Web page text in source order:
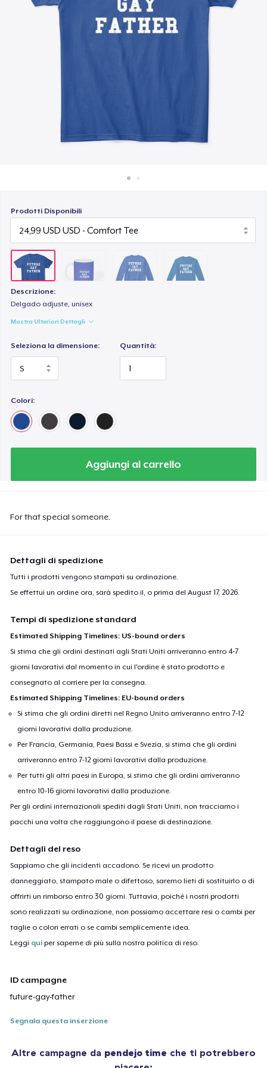
Vendi ovunque
Prodotti Disponibili
Descrizione:
Delgado adjuste, unisex
Mostra Ulteriori Dettagli
Seleziona la dimensione: Quantità:
Colori:
Aggiungi al carrello
For that special someone.
Dettagli di spedizione
Tutti i prodotti vengono stampati su ordinazione.
Se effettui un ordine ora, sarà spedito il, o prima delAugust 17, 2026.
Tempi di spedizione standard
Estimated Shipping Timelines: US-bound orders
Si stima che gli ordini destinati agli Stati Uniti arriveranno entro 4-7
giorni lavorativi dal momento in cui l'ordine è stato prodotto e
consegnato al corriere per la consegna.
Estimated Shipping Timelines: EU-bound orders
Si stima che gli ordini diretti nel Regno Unito arriveranno entro 7-12
giorni lavorativi dalla produzione.
Per Francia, Germania, Paesi Bassi e Svezia, si stima che gli ordini
arriveranno entro 7-12 giorni lavorativi dalla produzione.
Per tutti gli altri paesi in Europa, si stima che gli ordini arriveranno
entro 10-16 giorni lavorativi dalla produzione.
Per gli ordini internazionali spediti dagli Stati Uniti, non tracciamo i
pacchi una volta che raggiungono il paese di destinazione.
Dettagli del reso
Sappiamo che gli incidenti accadono. Se ricevi un prodotto
danneggiato, stampato male o difettoso, saremo lieti di sostituirlo o di
offrirti un rimborso entro 30 giorni. Tuttavia, poiché i nostri prodotti
sono realizzati su ordinazione, non possiamo accettare resi o cambi per
taglie o colori errati o se cambi semplicemente idea.
Leggi qui per saperne di più sulla nostra politica di reso.
ID campagne
future-gay-father
Segnala questa inserzione
Altre campagne da pendejo time che ti potrebbero
32,99 USD
Classic Long Sleeve Tee